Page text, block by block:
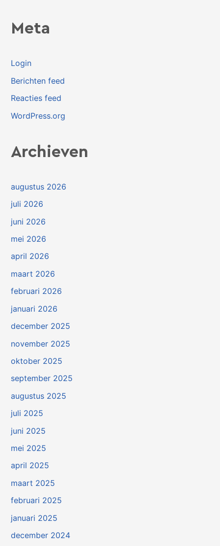
Meta
Login
Berichten feed
Reacties feed
WordPress.org
Archieven
augustus 2026
juli 2026
juni 2026
mei 2026
april 2026
maart 2026
februari 2026
januari 2026
december 2025
november 2025
oktober 2025
september 2025
augustus 2025
juli 2025
juni 2025
mei 2025
april 2025
maart 2025
februari 2025
januari 2025
december 2024